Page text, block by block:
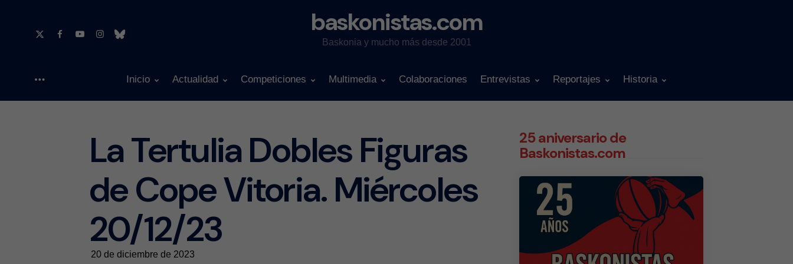
baskonistas.com
Baskonia y mucho más desde 2001
Inicio Actualidad Competiciones Multimedia Colaboraciones Entrevistas Reportajes Historia
La Tertulia Dobles Figuras
de Cope Vitoria. Miércoles
20/12/23
20 de diciembre de 2023
25 aniversario de
Baskonistas.com